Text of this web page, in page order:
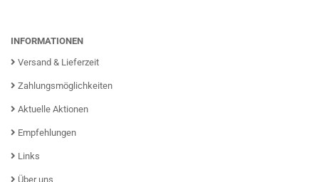
INFORMATIONEN
Versand & Lieferzeit
Zahlungsmöglichkeiten
Aktuelle Aktionen
Empfehlungen
Links
Über uns